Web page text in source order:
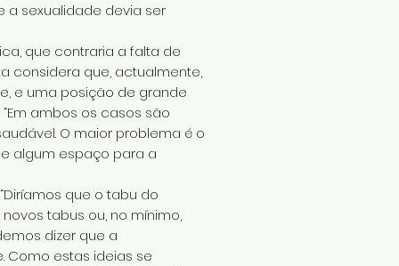
a sexualidade devia ser
que contraria a falta de
considera que, actualmente,
e uma posição de grande
ambos os casos são
O maior problema é o
algum espaço para a
que o tabu do
tabus ou, no mínimo,
dizer que a
Como estas ideias se